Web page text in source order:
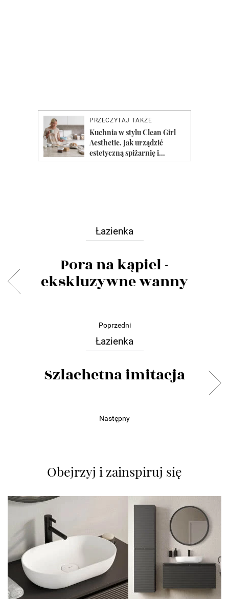
Łazienka
Pora na kąpiel -
ekskluzywne wanny
Poprzedni
Łazienka
Szlachetna imitacja
Następny
Obejrzyj i zainspiruj się